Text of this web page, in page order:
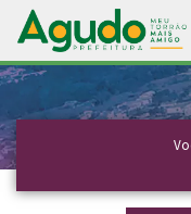
Ir para conteúdo principal
Conteúdo Principal